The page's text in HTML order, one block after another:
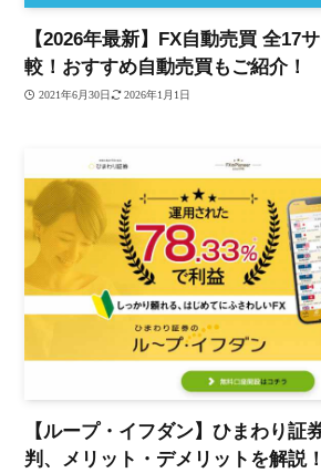
【2026年最新】FX自動売買 全17
較！おすすめ自動売買もご紹介！
2021年6月30日 2026年1月1日
【ループ・イフダン】ひまわり証
判、メリット・デメリットを解説！